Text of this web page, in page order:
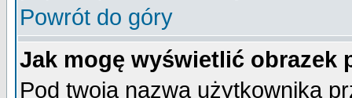
Powrót do góry
Jak mogę wyświetlić obrazek
Pod twoją nazwą użytkownika